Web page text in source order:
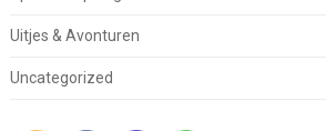
Uitjes & Avonturen
Uncategorized